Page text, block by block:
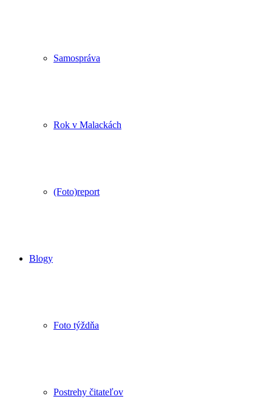
Samospráva
Rok v Malackách
(Foto)report
Blogy
Foto týždňa
Postrehy čitateľov